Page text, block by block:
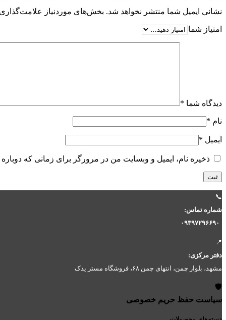
نشانی ایمیل شما منتشر نخواهد شد. بخش‌های موردنیاز
امتیاز شما
دیدگاه شما *
نام *
ایمیل *
ذخیره نام، ایمیل و وبسایت من در مرورگر برای زمانی که
📞
شماره تماس:
۰۹۳۹۷۲۹۶۶۹۰
📍
دفتر مرکزی:
مشهد، بلوار چمن، انتهای چمن ۶۸، فروشگاه مستر یدک
🛡️
سیاست حفظ حریم خصوصی